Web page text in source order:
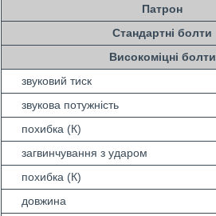
Патрон
Стандартні болти
Високоміцні болти
звуковий тиск
звукова потужність
похибка (К)
загвинчування з ударом
похибка (К)
довжина